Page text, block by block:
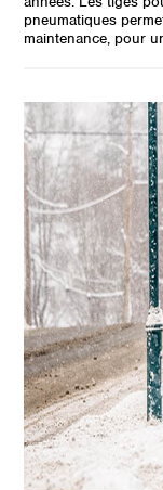
pneumatiques
maintenance, pour